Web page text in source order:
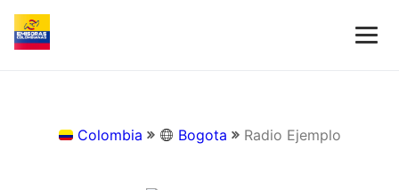
Colombia Bogota Radio Ejemplo